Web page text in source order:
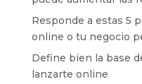
Responde a estas 5
online o tu negocio
Define bien la base
lanzarte online